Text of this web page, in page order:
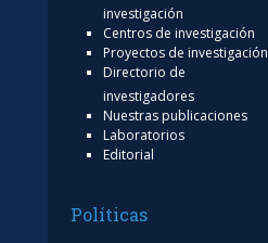
investigación
Centros de investigación
Proyectos de investigación
Directorio de
investigadores
Nuestras publicaciones
Laboratorios
Editorial
Políticas